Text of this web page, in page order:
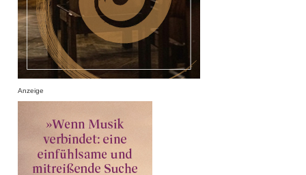
Anzeige